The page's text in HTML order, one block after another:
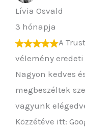
Lívia Osvald
3 hónapja
A
vélemény eredeti
Nagyon kedves
megbeszéltek
vagyunk
Közzétéve itt: